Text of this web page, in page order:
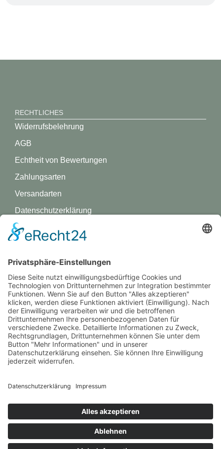
RECHTLICHES
Widerrufsbelehrung
AGB
Echtheit von Bewertungen
Zahlungsarten
Versandarten
Datenschutz­erklärung
Impressum
GREVY ANGEBOT
Was ist Grevy?
BENUTZERANMELDUNG
Passwort vergessen?